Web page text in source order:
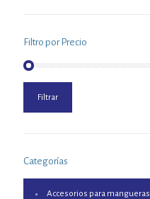
Filtro por Precio
mínimo
máximo
Filtrar
Categorías
Accesorios para mangueras